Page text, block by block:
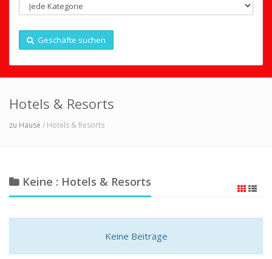
Geschäfte suchen
Hotels & Resorts
zu Hause / Hotels & Resorts
Keine : Hotels & Resorts
Keine Beiträge